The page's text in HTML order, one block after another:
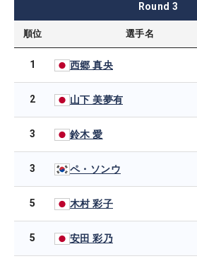
Round 3
順位 選手名
1 西郷 真央
2 山下 美夢有
3 鈴木 愛
3 ペ・ソンウ
5 木村 彩子
5 安田 彩乃